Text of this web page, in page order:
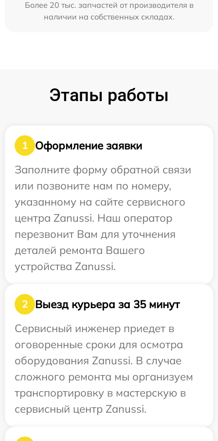
Более 20 тыс. запчастей от производителя в
наличии на собственных складах.
Этапы работы
1
Оформление заявки
Заполните форму обратной связи
или позвоните нам по номеру,
указанному на сайте сервисного
центра Zanussi. Наш оператор
перезвонит Вам для уточнения
деталей ремонта Вашего
устройства Zanussi.
2
Выезд курьера за 35 минут
Сервисный инженер приедет в
оговоренные сроки для осмотра
оборудования Zanussi. В случае
сложного ремонта мы организуем
транспортировку в мастерскую в
сервисный центр Zanussi.